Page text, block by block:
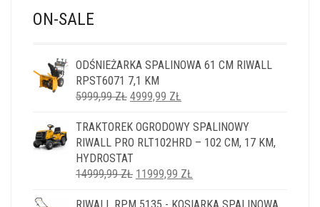
ON-SALE
ODŚNIEŻARKA SPALINOWA 61 CM RIWALL
RPST6071 7,1 KM
5999,99ZŁ PIERWOTNA
WYNOSIŁA:
5999,99 ZŁ.
4999,99 ZŁ
WYNOSI:
4999,99 ZŁ.
TRAKTOREK OGRODOWY SPALINOWY
RIWALL PRO RLT102HRD – 102 CM, 17 KM,
HYDROSTAT
14999,99ZŁ PIERWOTNA
11999,99 ZŁ